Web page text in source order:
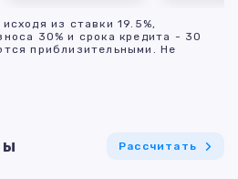
из ставки 19.5%,
30% и срока кредита - 30
приблизительными. Не
Рассчитать